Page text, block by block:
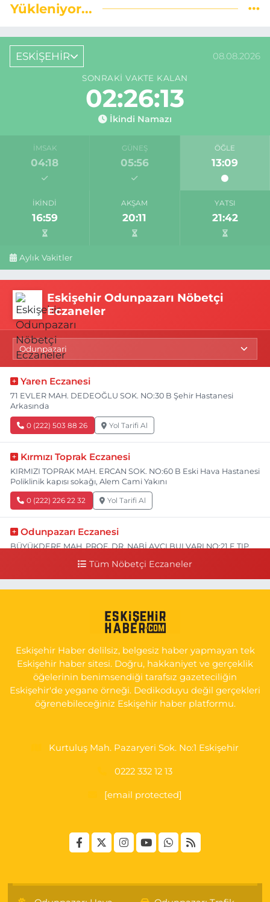
Yükleniyor...
ESKİŞEHİR 08.08.2026
SONRAKI VAKTE KALAN
02:26:13
İkindi Namazı
İMSAK
04:18
GÜNEŞ
05:56
ÖĞLE
13:09
İKINDI
16:59
AKŞAM
20:11
YATSI
21:42
Aylık Vakitler
Eskişehir Odunpazarı Nöbetçi
Eczaneler
Yaren Eczanesi
71 EVLER MAH. DEDEOĞLU SOK. NO:30 B Şehir Hastanesi
Arkasında
0 (222) 503 88 26 Yol Tarifi Al
Kırmızı Toprak Eczanesi
KIRMIZI TOPRAK MAH. ERCAN SOK. NO:60 B Eski Hava Hastanesi
Poliklinik kapısı sokağı, Alem Cami Yakını
0 (222) 226 22 32 Yol Tarifi Al
Odunpazarı Eczanesi
BÜYÜKDERE MAH. PROF. DR. NABİ AVCI BULVARI NO:21 E TIP
YENİDOĞAN MH.ŞEHİT SERKAN ÖZAYDIN CD.8 B ESKİ DEVLET
0 (222) 237 75 17 Yol Tarifi Al
Tüm Nöbetçi Eczaneler
Eskişehir Haber delilsiz, belgesiz haber yapmayan tek
Eskişehir haber sitesi. Doğru, hakkaniyet ve gerçeklik
öğelerinin benimsendiği tarafsız gazeteciliğin
Eskişehir'de yegane örneği. Dedikoduyu değil gerçekleri
öğrenebileceğiniz Eskişehir haber platformu.
Kurtuluş Mah. Pazaryeri Sok. No:1 Eskişehir
0222 332 12 13
[email protected]